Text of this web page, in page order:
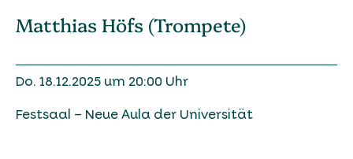
Matthias Höfs (Trompete)
Do. 18.12.2025 um 20:00 Uhr
Festsaal – Neue Aula der Universität